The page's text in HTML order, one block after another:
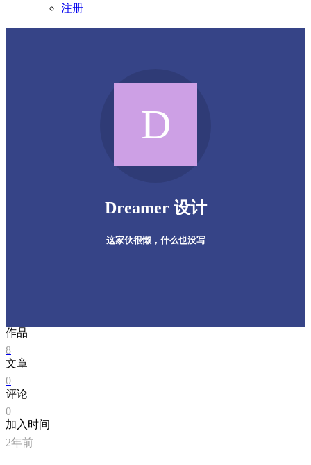
注册
Dreamer 设计
这家伙很懒，什么也没写
作品
8
文章
0
评论
0
加入时间
2年前